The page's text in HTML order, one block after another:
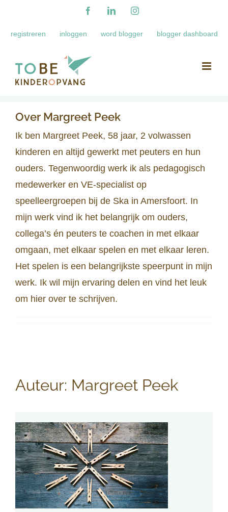
inhoud
FacebookLinkedInInstagram
registreren inloggen word blogger blogger dashboard
Over Margreet Peek
Ik ben Margreet Peek, 58 jaar, 2 volwassen
kinderen en altijd gewerkt met peuters en hun
ouders. Tegenwoordig werk ik als pedagogisch
medewerker en VE-specialist op
speelleergroepen bij de Ska in Amersfoort. In
mijn werk vind ik het belangrijk om ouders,
collega’s én peuters te coachen in met elkaar
omgaan, met elkaar spelen en met elkaar leren.
Het spelen is een belangrijkste speerpunt in mijn
werk. Ik wil mijn ervaring delen en vind het leuk
om hier over te schrijven.
Auteur: Margreet Peek